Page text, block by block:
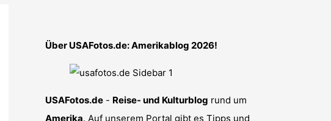
Über USAFotos.de: Amerikablog 2026!
USAFotos.de - Reise- und Kulturblog rund um
Amerika. Auf unserem Portal gibt es Tipps und